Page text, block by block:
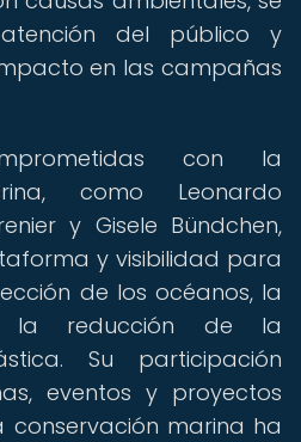
del público y
en las campañas
con la
como Leonardo
y Gisele Bündchen,
y visibilidad para
de los océanos, la
reducción de la
Su participación
eventos y proyectos
conservación marina ha